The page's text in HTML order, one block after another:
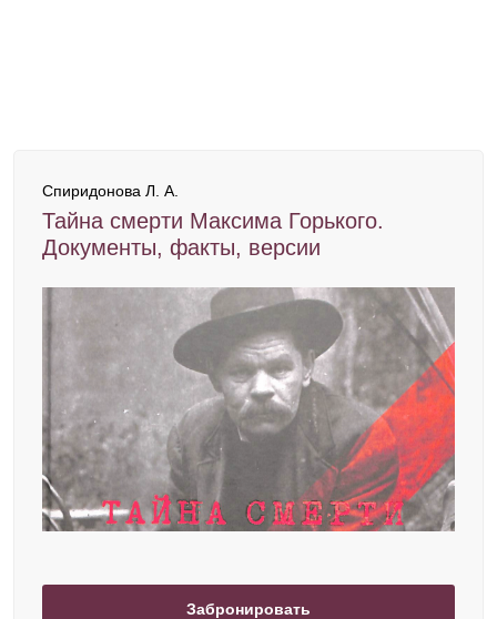
Спиридонова Л. А.
Тайна смерти Максима Горького.
Документы, факты, версии
Забронировать